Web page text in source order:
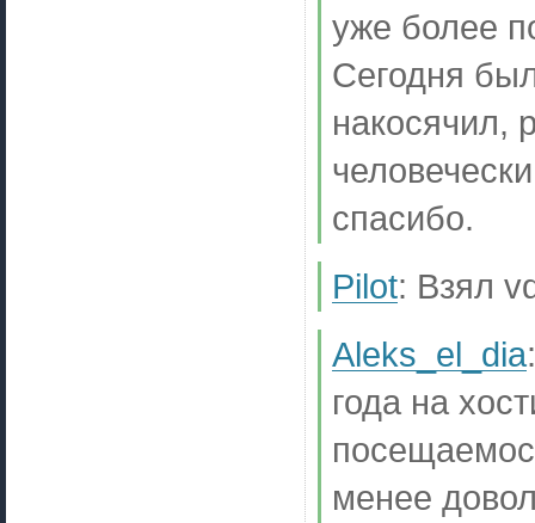
уже более
Сегодня
накосячил,
спасибо.
Pilot: Взял
Aleks_el_dia
года на
менее